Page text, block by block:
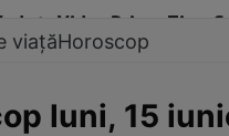
Video Prime Time
viațăHoroscop
luni, 15